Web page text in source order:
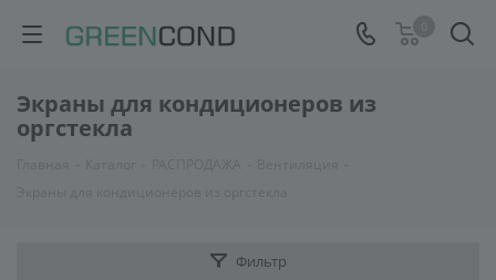
Экраны для кондиционеров из
оргстекла
Фильтр